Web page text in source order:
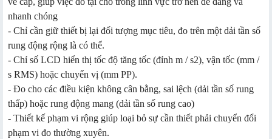
nhanh chóng
- Chỉ cần giữ thiết bị lại đối tượng mục tiêu, đo trên một dải tần số
rung động rộng là có thể.
- Chỉ số LCD hiển thị tốc độ tăng tốc (đỉnh m / s2), vận tốc (mm /
s RMS) hoặc chuyển vị (mm PP).
- Đo cho các điều kiện không cân bằng, sai lệch (dải tần số rung
thấp) hoặc rung động mang (dải tần số rung cao)
- Thiết kế phạm vi rộng giúp loại bỏ sự cần thiết phải chuyển đổi
phạm vi đo thường xuyên.